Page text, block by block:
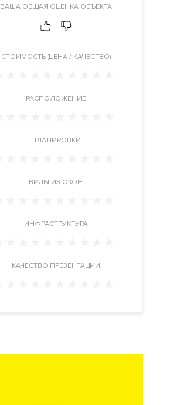
ВАША ОБЩАЯ ОЦЕНКА ОБЪЕКТА
CТОИМОСТЬ (ЦЕНА / КАЧЕСТВО)
РАСПОЛОЖЕНИЕ
ПЛАНИРОВКИ
ВИДЫ ИЗ ОКОН
ИНФРАСТРУКТУРА
КАЧЕСТВО ПРЕЗЕНТАЦИИ